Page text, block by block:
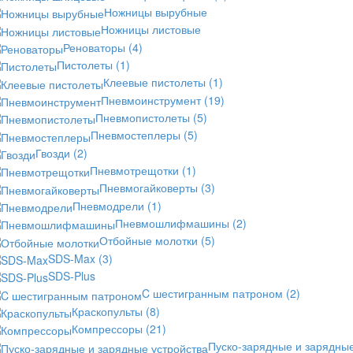
Ножницы вырубные
Ножницы листовые
Реноваторы (4)
Пистолеты (1)
Клеевые пистолеты (1)
Пневмоинструмент (19)
Пневмопистолеты (5)
Пневмостеплеры (5)
Гвозди (2)
Пневмотрещотки (1)
Пневмогайковерты (3)
Пневмодрели (1)
Пневмошлифмашины (2)
Отбойные молотки (5)
SDS-Max (3)
SDS-Plus
C шестигранным патроном (2)
Краскопульты (8)
Компрессоры (21)
Пуско-зарядные и